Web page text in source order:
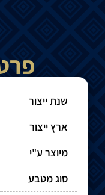
שנת ייצור
ארץ ייצור
מיוצר ע"י
סוג מטבע